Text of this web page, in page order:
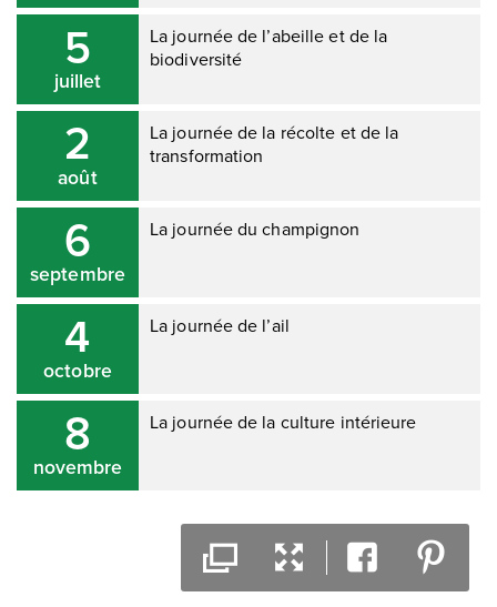
5
juillet
La journée de l’abeille et de la
biodiversité
2
août
La journée de la récolte et de la
transformation
6
septembre
La journée du champignon
4
octobre
La journée de l’ail
8
novembre
La journée de la culture intérieure